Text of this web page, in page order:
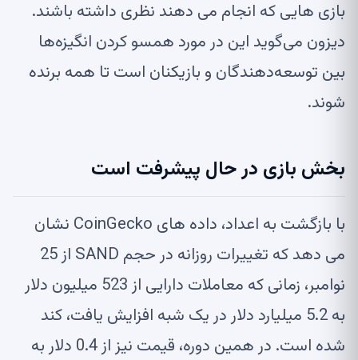
بازی هایی که انجام می دهند نظری داشته باشند.
دیزون می‌گوید این در مورد همسو کردن انگیزه‌ها
بین توسعه‌دهندگان و بازیکنان است تا همه برنده
شوند.
بخش بازی در حال پیشرفت است
با بازگشت به اعداد، داده های CoinGecko نشان
می دهد که تغییرات روزانه در حجم SAND از 25
نوامبر، زمانی که معاملات دارایی از 523 میلیون دلار
به 5.2 میلیارد دلار در یک شبه افزایش یافت، کند
شده است. در همین دوره، قیمت نیز از 0.4 دلار به